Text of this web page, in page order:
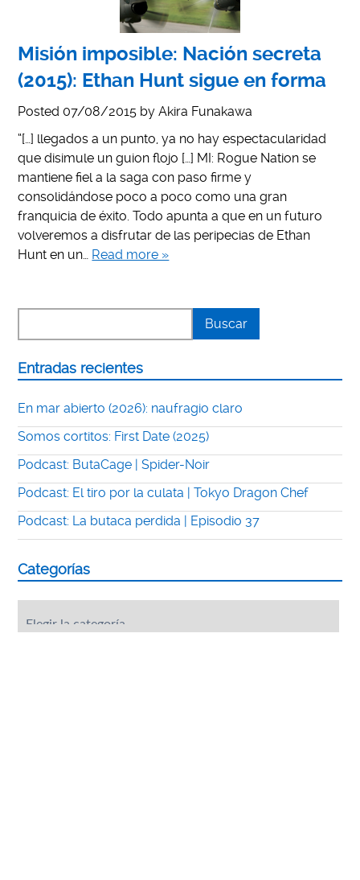
Misión imposible: Nación secreta
(2015): Ethan Hunt sigue en forma
Posted 07/08/2015 byAkira Funakawa
“[…] llegados a un punto, ya no hay espectacularidad
que disimule un guion flojo […] MI: Rogue Nation se
mantiene fiel a la saga con paso firme y
consolidándose poco a poco como una gran
franquicia de éxito. Todo apunta a que en un futuro
volveremos a disfrutar de las peripecias de Ethan
Hunt en un… Read more »
Entradas recientes
En mar abierto (2026): naufragio claro
Somos cortitos: First Date (2025)
Podcast: ButaCage | Spider-Noir
Podcast: El tiro por la culata | Tokyo Dragon Chef
Podcast: La butaca perdida | Episodio 37
Categorías